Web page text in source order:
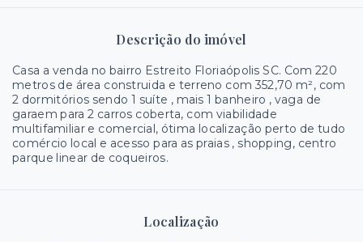
Descrição do imóvel
Casa a venda no bairro Estreito Floriaópolis SC. Com 220
metros de área construida e terreno com 352,70 m², com
2 dormitórios sendo 1 suíte , mais 1 banheiro , vaga de
garaem para 2 carros coberta, com viabilidade
multifamiliar e comercial, ótima localização perto de tudo
comércio local e acesso para as praias , shopping, centro
parque linear de coqueiros.
Localização